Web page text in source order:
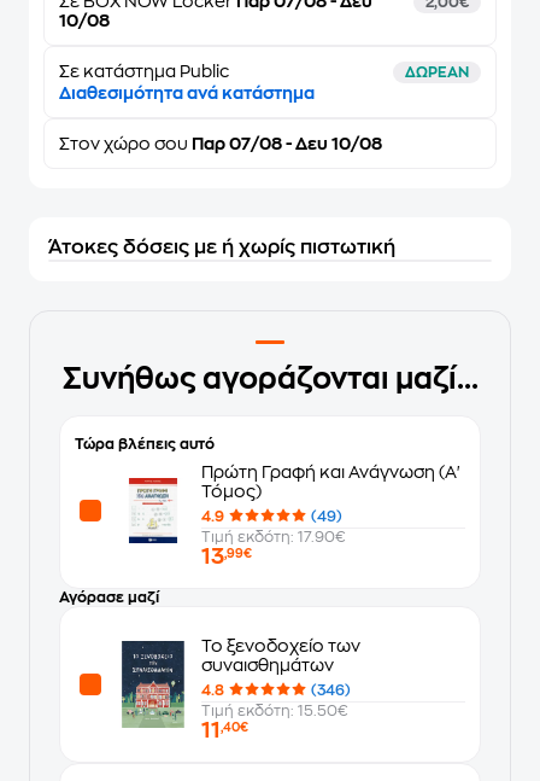
10/08
Σε κατάστημα Public ΔΩΡΕΑΝ
Διαθεσιμότητα ανά κατάστημα
Στον χώρο σου Παρ 07/08 - Δευ 10/08
Άτοκες δόσεις με ή χωρίς πιστωτική
Συνήθως αγοράζονται μαζί...
Τώρα βλέπεις αυτό
Πρώτη Γραφή και Ανάγνωση (Α'
Τόμος)
4.9
(49)
Τιμή εκδότη: 17.90€
13,99€
Αγόρασε μαζί
Το ξενοδοχείο των
συναισθημάτων
4.8
(346)
Τιμή εκδότη: 15.50€
11 ,40€